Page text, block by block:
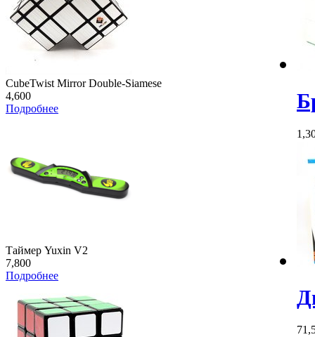
CubeTwist Mirror Double-Siamese
4,600
Подробнее
Таймер Yuxin V2
7,800
Подробнее